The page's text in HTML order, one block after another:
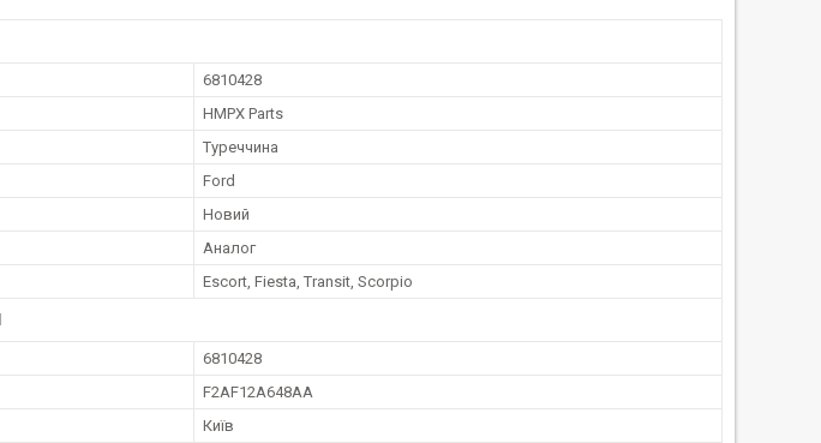
6810428
HMPX Parts
Туреччина
Ford
Новий
Аналог
Escort, Fiesta, Transit, Scorpio
6810428
F2AF12A648AA
Київ